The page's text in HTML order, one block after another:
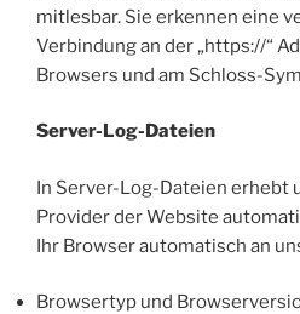
mitlesbar. Sie erkennen eine
Verbindung an der „https://“
Browsers und am Schloss-
Server-Log-Dateien
In Server-Log-Dateien erhebt
Provider der Website
Ihr Browser automatisch an
Browsertyp und